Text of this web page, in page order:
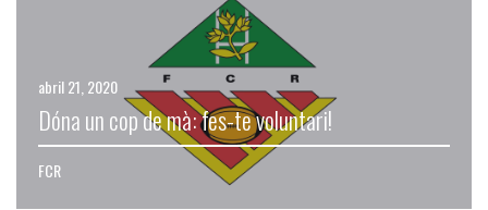
abril 21, 2020
Dóna un cop de mà: fes-te voluntari!
FCR